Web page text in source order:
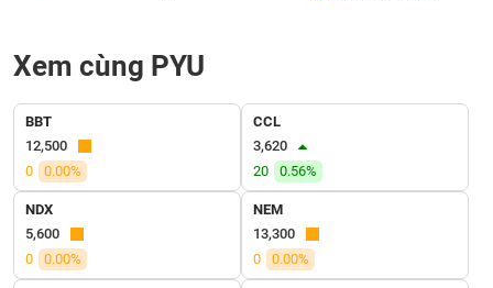
Xem cùng PYU
BBT
12,500
0
0.00%
CCL
3,620
20
0.56%
NDX
5,600
0
0.00%
NEM
13,300
0
0.00%
SÓC
SỨC
KHỎE